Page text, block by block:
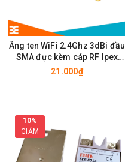
Ăng ten WiFi 2.4Ghz 3dBi đầu
SMA đực kèm cáp RF Ipex
10cm
21.000₫
10%
GIẢM